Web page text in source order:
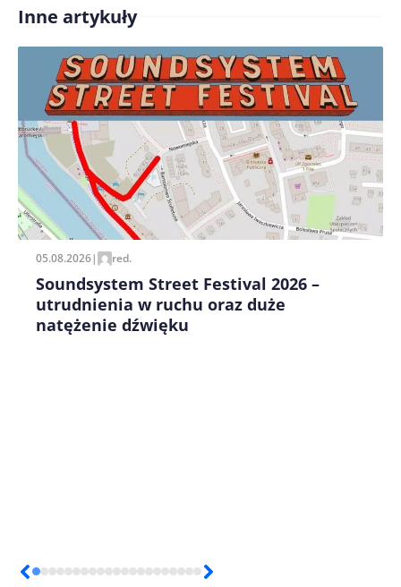
Treść komentarza*
Zapamiętaj moje dane w tej przeglądarce podczas
pisania kolejnych komentarzy.
Inne artykuły
05.08.2026| red.
Soundsystem Street Festival 2026 –
utrudnienia w ruchu oraz duże
natężenie dźwięku